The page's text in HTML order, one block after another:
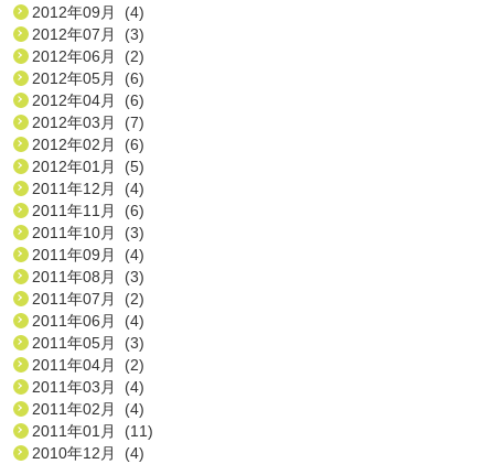
2012年09月 (4)
2012年07月 (3)
2012年06月 (2)
2012年05月 (6)
2012年04月 (6)
2012年03月 (7)
2012年02月 (6)
2012年01月 (5)
2011年12月 (4)
2011年11月 (6)
2011年10月 (3)
2011年09月 (4)
2011年08月 (3)
2011年07月 (2)
2011年06月 (4)
2011年05月 (3)
2011年04月 (2)
2011年03月 (4)
2011年02月 (4)
2011年01月 (11)
2010年12月 (4)